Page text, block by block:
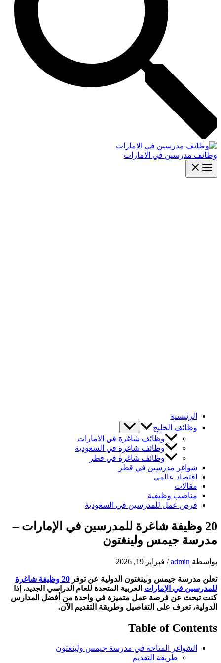
وظائف مدرسين في الامارات
الرئيسية
وظائف الخليج
وظائف شاغرة في الامارات
وظائف شاغرة في السعودية
وظائف شاغرة في قطر
شواغر مدرسين في قطر
اقتصاد عالمي
مقالات
مناصب وظيفية
فرص عمل للمدرسين في السعودية
20 وظيفة شاغرة للمدرسين في الإمارات –
مدرسة جيمس ولينغتون
بواسطة admin
/ فبراير 19, 2026
تعلن مدرسة جيمس ولينغتون الدولية عن توفر
20 وظيفة شاغرة
للمدرسين في الإمارات العربية المتحدة للعام الدراسي الجديد، إذا
كنت تبحث عن فرصة عمل متميزة في واحدة من أفضل المدارس
الدولية، تعرف على التفاصيل وطريقة التقديم الآن.
Table of Contents
الشواغر المتاحة في مدرسة جيمس ولينغتون
طريقة التقديم